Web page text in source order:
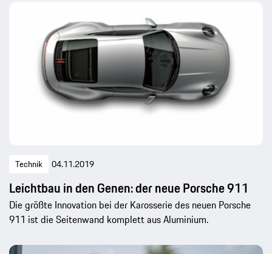
Technik 04.11.2019
Leichtbau in den Genen: der neue Porsche 911
Die größte Innovation bei der Karosserie des neuen Porsche
911 ist die Seitenwand komplett aus Aluminium.